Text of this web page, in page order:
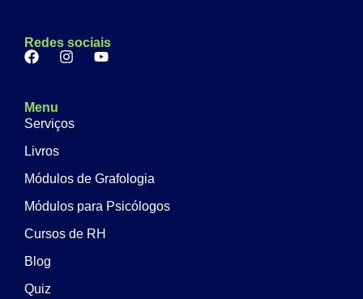
Redes sociais
Menu
Serviços
Livros
Módulos de Grafologia
Módulos para Psicólogos
Cursos de RH
Blog
Quiz